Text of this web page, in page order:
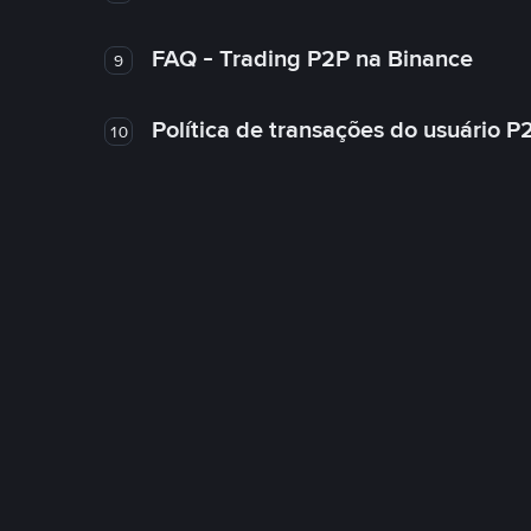
9 FAQ - Trading P2P na Binance
10 Política de transações do usuário